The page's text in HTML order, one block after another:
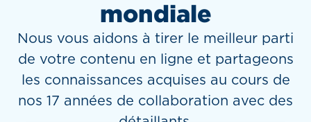
mondiale
Nous vous aidons à tirer le meilleur parti
de votre contenu en ligne et partageons
les connaissances acquises au cours de
nos 17 années de collaboration avec des